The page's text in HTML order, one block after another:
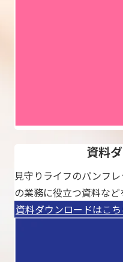
資料
見守りライフのパンフ
の業務に役立つ資料など
資料ダウンロードはこち